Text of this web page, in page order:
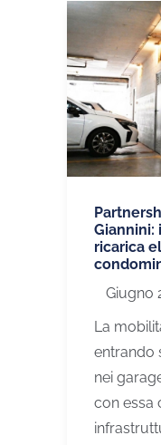
Giannini:
ricarica
Giugno
La
entrando
nei
con essa